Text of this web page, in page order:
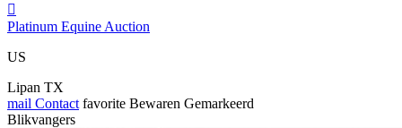

Platinum Equine Auction
US
Lipan TX
mail Contact favorite Bewaren Gemarkeerd
Blikvangers